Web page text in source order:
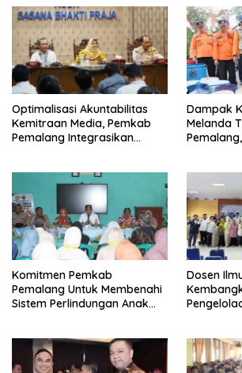
​Optimalisasi Akuntabilitas
Kemitraan Media, Pemkab
Pemalang Integrasikan
Dampak
Melanda
Komitmen Pemkab
Pemalang Untuk Membenahi
Sistem Perlindungan Anak
Dosen